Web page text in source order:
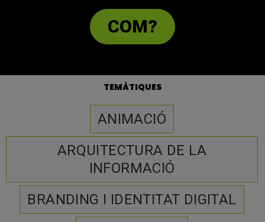
COM?
TEMÀTIQUES
ANIMACIÓ
ARQUITECTURA DE LA
INFORMACIÓ
BRANDING I IDENTITAT DIGITAL